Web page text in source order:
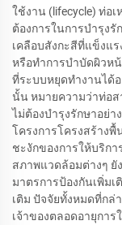
ใช้งาน (lifecycle) ท่อ
ต้องการในการบำรุง
เคลือบสังกะสีที่แข็งแ
หรือทำการบำบัดผิวห
ที่ระบบหยุดทำงานได้
นั้น หมายความว่าท่อส
ไม่ต้องบำรุงรักษาอย่
โครงการโครงสร้าง
ชะงักของการให้บริก
สภาพแวดล้อมต่างๆ ยั
มาตรการป้องกันเพิ่ม
เติม ปัจจัยทั้งหมดที่กล่
เจ้าของตลอดอายุการ